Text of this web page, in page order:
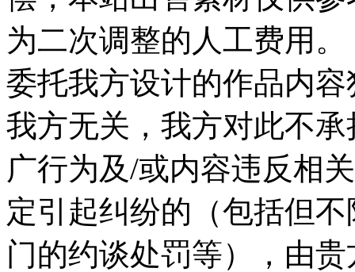
为二次调整的人工费用
委托我方设计的作品内
我方无关，我方对此不
广行为及/或内容违反相
定引起纠纷的（包括但
门的约谈处罚等），由